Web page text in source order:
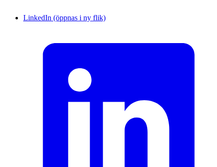
LinkedIn (öppnas i ny flik)